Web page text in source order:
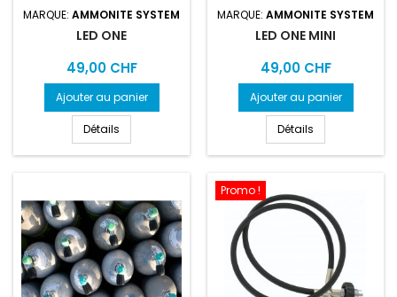
MARQUE: AMMONITE SYSTEM
LED ONE
Prix
49,00 CHF
Ajouter au panier
Détails
MARQUE: AMMONITE SYSTEM
LED ONE MINI
Prix
49,00 CHF
Ajouter au panier
Détails
Promo !